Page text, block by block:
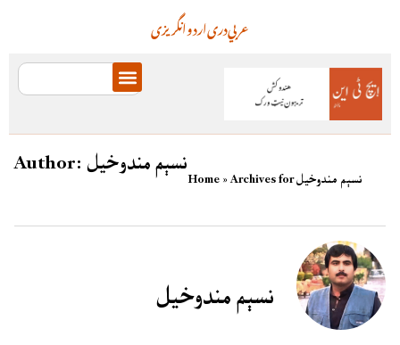
انگریزیاردودریعربي
Author:نسېم مندوخیلHome» Archives for نسېم مندوخیل
نسېم مندوخیل